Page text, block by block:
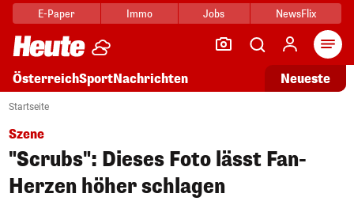
E-Paper Immo Jobs NewsFlix
ÖsterreichSportNachrichten Neueste
Startseite
Szene
"Scrubs": Dieses Foto lässt Fan-
Herzen höher schlagen